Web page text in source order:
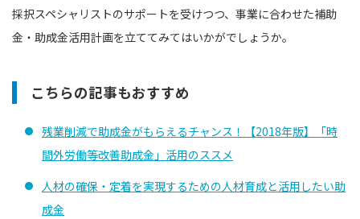
採択スペシャリストのサポートを受けつつ、事業に合わせた補助
金・助成金活用計画を立ててみてはいかがでしょうか。
こちらの記事もおすすめ
残業削減で助成金がもらえるチャンス！【2018年版】「時
間外労働等改善助成金」活用のススメ
人材の確保・定着を実現するための人材育成と活用したい助
成金